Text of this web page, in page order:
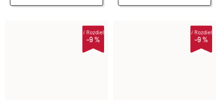
–9 %
iRozdiel
–9 %
iRozdiel